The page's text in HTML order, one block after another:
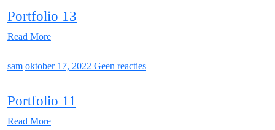
Portfolio 13
Read More
sam oktober 17, 2022 Geen reacties
Portfolio 11
Read More